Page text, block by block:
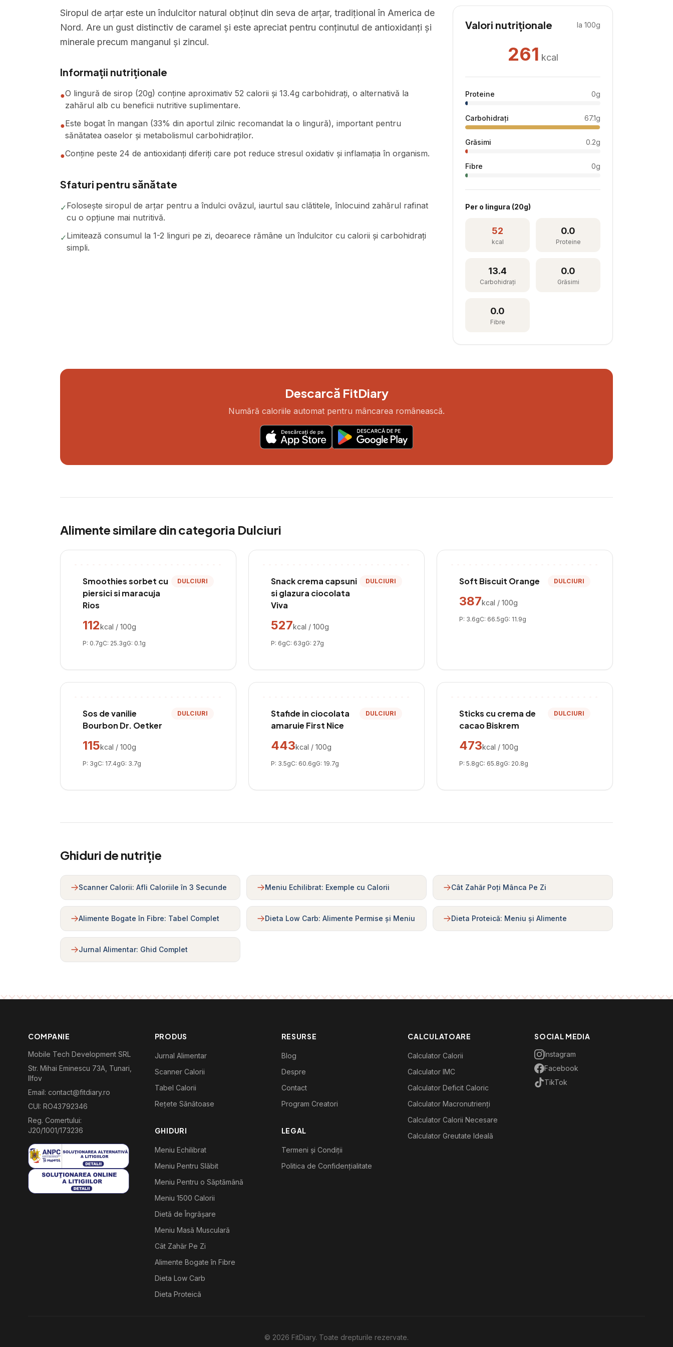
Siropul de arțar este un îndulcitor natural obținut din seva de arțar, tradițional în America de
Nord. Are un gust distinctiv de caramel și este apreciat pentru conținutul de antioxidanți și
minerale precum manganul și zincul.
Informații nutriționale
●O lingură de sirop (20g) conține aproximativ 52 calorii și 13.4g carbohidrați, o alternativă la
zahărul alb cu beneficii nutritive suplimentare.
●Este bogat în mangan (33% din aportul zilnic recomandat la o lingură), important pentru
sănătatea oaselor și metabolismul carbohidraților.
●Conține peste 24 de antioxidanți diferiți care pot reduce stresul oxidativ și inflamația în organism.
Sfaturi pentru sănătate
✓Folosește siropul de arțar pentru a îndulci ovăzul, iaurtul sau clătitele, înlocuind zahărul rafinat
cu o opțiune mai nutritivă.
✓Limitează consumul la 1-2 linguri pe zi, deoarece rămâne un îndulcitor cu calorii și carbohidrați
simpli.
Valori nutriționale la 100g
261 kcal
Proteine 0g
Carbohidrați 67.1g
Grăsimi 0.2g
Fibre 0g
Per o lingura (20g)
52
kcal
0.0
Proteine
13.4
Carbohidrați
0.0
Grăsimi
0.0
Fibre
Descarcă FitDiary
Numără caloriile automat pentru mâncarea românească.
Alimente similare din categoria Dulciuri
Smoothies sorbet cu
piersici si maracuja
Rios
DULCIURI
112kcal / 100g
P: 0.7gC: 25.3gG: 0.1g
Snack crema capsuni
si glazura ciocolata
Viva
DULCIURI
527kcal / 100g
P: 6gC: 63gG: 27g
Soft Biscuit Orange DULCIURI
387kcal / 100g
P: 3.6gC: 66.5gG: 11.9g
Sos de vanilie
Bourbon Dr. Oetker
DULCIURI
115kcal / 100g
P: 3gC: 17.4gG: 3.7g
Stafide in ciocolata
amaruie First Nice
DULCIURI
443kcal / 100g
P: 3.5gC: 60.6gG: 19.7g
Sticks cu crema de
cacao Biskrem
DULCIURI
473kcal / 100g
P: 5.8gC: 65.8gG: 20.8g
Ghiduri de nutriție
Scanner Calorii: Afli Caloriile în 3 Secunde Meniu Echilibrat: Exemple cu Calorii Cât Zahăr Poți Mânca Pe Zi
Alimente Bogate în Fibre: Tabel Complet Dieta Low Carb: Alimente Permise și Meniu Dieta Proteică: Meniu și Alimente
Jurnal Alimentar: Ghid Complet
COMPANIE
Mobile Tech Development SRL
Str. Mihai Eminescu 73A, Tunari,
Ilfov
Email: contact@fitdiary.ro
CUI: RO43792346
Reg. Comertului:
J20/1001/173236
PRODUS
Jurnal Alimentar
Scanner Calorii
Tabel Calorii
Rețete Sănătoase
GHIDURI
Meniu Echilibrat
Meniu Pentru Slăbit
Meniu Pentru o Săptămână
Meniu 1500 Calorii
Dietă de Îngrășare
Meniu Masă Musculară
Cât Zahăr Pe Zi
Alimente Bogate în Fibre
Dieta Low Carb
Dieta Proteică
RESURSE
Blog
Despre
Contact
Program Creatori
LEGAL
Termeni și Condiții
Politica de Confidențialitate
CALCULATOARE
Calculator Calorii
Calculator IMC
Calculator Deficit Caloric
Calculator Macronutrienți
Calculator Calorii Necesare
Calculator Greutate Ideală
SOCIAL MEDIA
Instagram
Facebook
TikTok
© 2026 FitDiary. Toate drepturile rezervate.